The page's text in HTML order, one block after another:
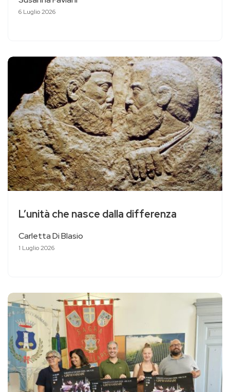
6 Luglio 2026
L’unità che nasce dalla differenza
Carletta Di Blasio
1 Luglio 2026